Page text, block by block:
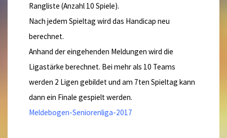
Rangliste (Anzahl 10 Spiele).
Nach jedem Spieltag wird das Handicap neu
berechnet.
Anhand der eingehenden Meldungen wird die
Ligastärke berechnet. Bei mehr als 10 Teams
werden 2 Ligen gebildet und am 7ten Spieltag kann
dann ein Finale gespielt werden.
Meldebogen-Seniorenliga-2017